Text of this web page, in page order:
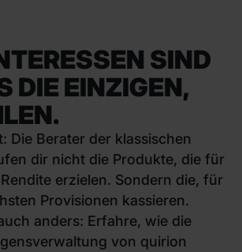
SIND
DIE EINZIGEN,
Die Berater der klassischen
dir nicht die Produkte, die für
erzielen. Sondern die, für
Provisionen kassieren.
anders: Erfahre, wie die
von quirion